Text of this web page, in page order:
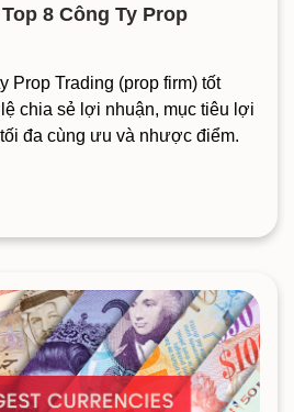
8 Công Ty Prop
Prop Trading (prop firm) tốt
chia sẻ lợi nhuận, mục tiêu lợi
đa cùng ưu và nhược điểm.